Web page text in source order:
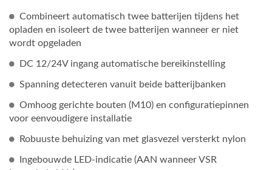
Combineert automatisch twee batterijen tijdens het
opladen en isoleert de twee batterijen wanneer er niet
wordt opgeladen
DC 12/24V ingang automatische bereikinstelling
Spanning detecteren vanuit beide batterijbanken
Omhoog gerichte bouten (M10) en configuratiepinnen
voor eenvoudigere installatie
Robuuste behuizing van met glasvezel versterkt nylon
Ingebouwde LED-indicatie (AAN wanneer VSR